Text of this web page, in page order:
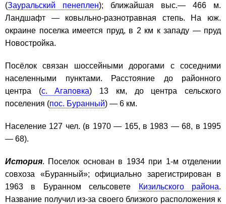
(Зауральский пенеплен); ближайшая выс.— 466 м.
Ландшафт — ковыльно-разнотравная степь. На юж.
окраине поселка имеется пруд, в 2 км к западу — пруд
Новостройка.
Посёлок связан шоссейными дорогами с соседними
населенными пунктами. Расстояние до районного
центра (с. Агаповка) 13 км, до центра сельского
поселения (пос. Буранный) — 6 км.
Население 127 чел. (в 1970 — 165, в 1983 — 68, в 1995
— 68).
История. Поселок основан в 1934 при 1-м отделении
совхоза «Буранный»; официально зарегистрирован в
1963 в Буранном сельсовете
Кизильского района.
Название получил из-за своего близкого расположения к